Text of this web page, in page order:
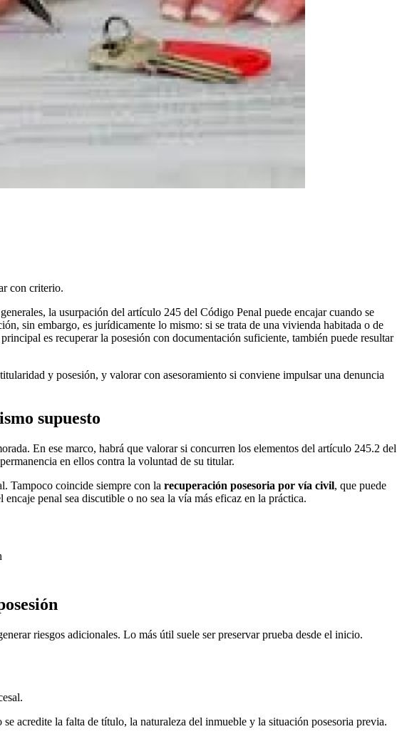
con criterio.
la usurpación del artículo 245 del Código Penal puede encajar cuando se
sin embargo, es jurídicamente lo mismo: si se trata de una vivienda habitada o de
es recuperar la posesión con documentación suficiente, también puede resultar
y posesión, y valorar con asesoramiento si conviene impulsar una denuncia
supuesto
En ese marco, habrá que valorar si concurren los elementos del artículo 245.2 del
en ellos contra la voluntad de su titular.
Tampoco coincide siempre con la recuperación posesoria por vía civil, que puede
penal sea discutible o no sea la vía más eficaz en la práctica.
riesgos adicionales. Lo más útil suele ser preservar prueba desde el inicio.
acredite la falta de título, la naturaleza del inmueble y la situación posesoria previa.